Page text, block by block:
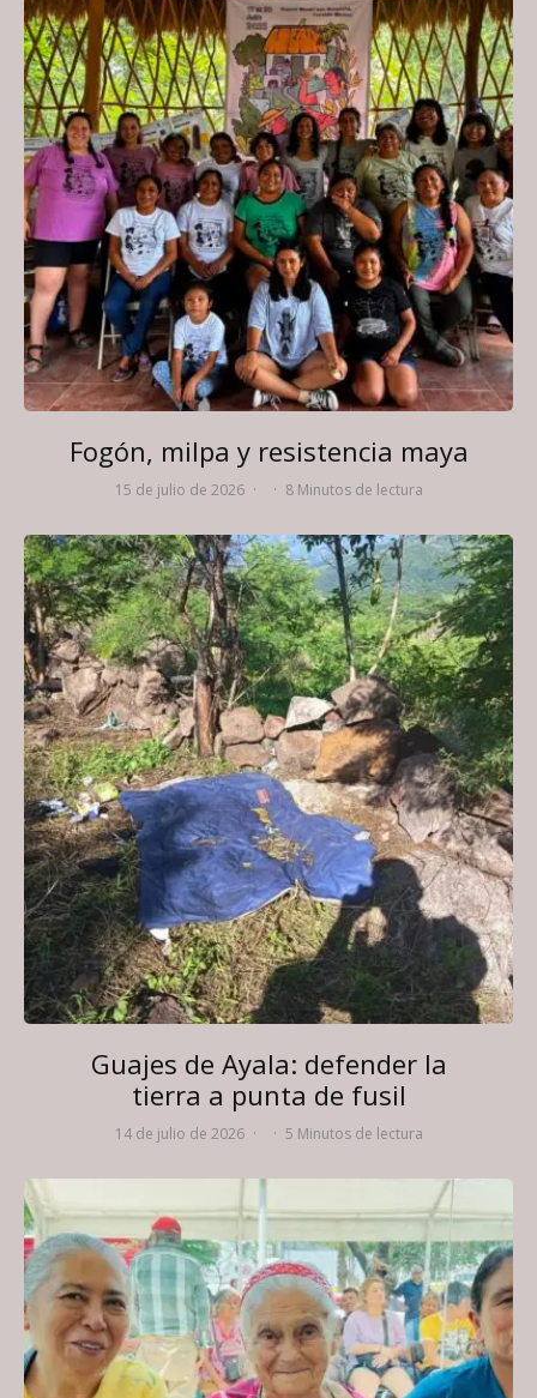
Fogón, milpa y resistencia maya
15 de julio de 2026 · · 8 Minutos de lectura
Guajes de Ayala: defender la
tierra a punta de fusil
14 de julio de 2026 · · 5 Minutos de lectura